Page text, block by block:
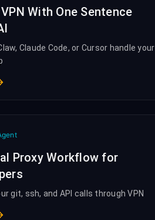
With One Sentence
Claude Code, or Cursor handle your
Proxy Workflow for
git, ssh, and API calls through VPN